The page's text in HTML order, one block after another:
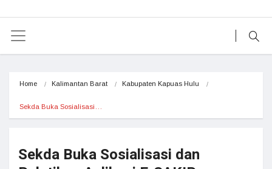
Home Kalimantan Barat Kabupaten Kapuas Hulu
Sekda Buka Sosialisasi…
Sekda Buka Sosialisasi dan